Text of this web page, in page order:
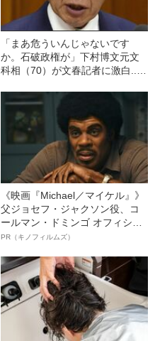
「まあ危ういんじゃないです
か。石破政権が」下村博文元文
科相（70）が文春記者に激白...
《映画『Michael／マイケル』》
父ジョセフ・ジャクソン役、コ
ールマン・ドミンゴ オフィシャ
ルインタビュー“観客を魅了した
語る”《日本興収70億円突破》
PR（キノフィルムズ）